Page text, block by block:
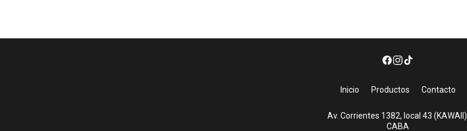
Inicio Productos Contacto
Av. Corrientes 1382, local 43 (KAWAII).
CABA